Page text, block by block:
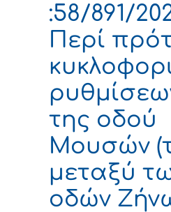
:58/891/
Περί
της οδού
Μουσών
μεταξύ
οδών